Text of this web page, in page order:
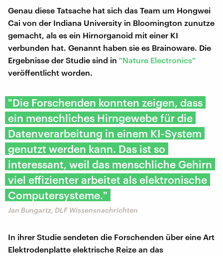
Genau diese Tatsache hat sich das Team um Hongwei
Cai von der Indiana University in Bloomington zunutze
gemacht, als es ein Hirnorganoid mit einer KI
verbunden hat. Genannt haben sie es Brainoware. Die
Ergebnisse der Studie sind in "Nature Electronics"
veröffentlicht worden.
"Die Forschenden konnten zeigen, dass
ein menschliches Hirngewebe für die
Datenverarbeitung in einem KI-System
genutzt werden kann. Das ist so
interessant, weil das menschliche Gehirn
viel effizienter arbeitet als elektronische
Computersysteme."
Jan Bungartz, DLF Wissensnachrichten
In ihrer Studie sendeten die Forschenden über eine Art
Elektrodenplatte elektrische Reize an das